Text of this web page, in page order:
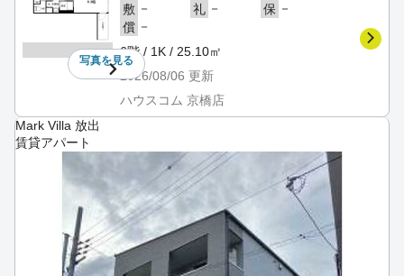
写真を見る
敷 － 礼 － 保 －
償 －
6階 / 1K / 25.10㎡
2026/08/06 更新
ハウスコム 京橋店
Mark Villa 放出
賃貸アパート